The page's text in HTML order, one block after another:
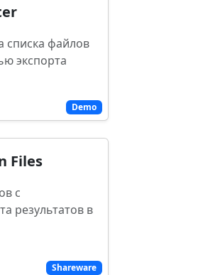
Demo
списка файлов
экспорта
Shareware
Files
с
результатов в